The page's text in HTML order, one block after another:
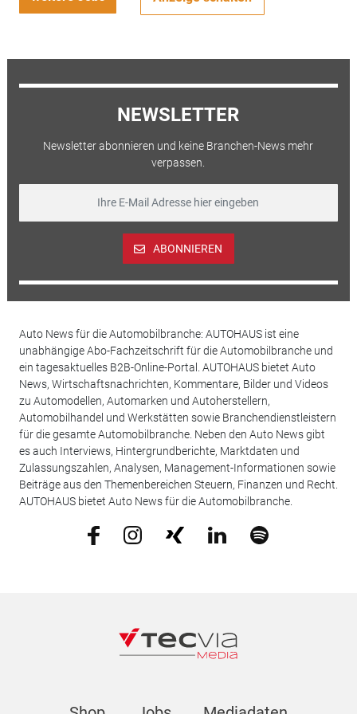
NEWSLETTER
Newsletter abonnieren und keine Branchen-News mehr
verpassen.
ABONNIEREN
Auto News für die Automobilbranche: AUTOHAUS ist eine
unabhängige Abo-Fachzeitschrift für die Automobilbranche und
ein tagesaktuelles B2B-Online-Portal. AUTOHAUS bietet Auto
News, Wirtschaftsnachrichten, Kommentare, Bilder und Videos
zu Automodellen, Automarken und Autoherstellern,
Automobilhandel und Werkstätten sowie Branchendienstleistern
für die gesamte Automobilbranche. Neben den Auto News gibt
es auch Interviews, Hintergrundberichte, Marktdaten und
Zulassungszahlen, Analysen, Management-Informationen sowie
Beiträge aus den Themenbereichen Steuern, Finanzen und Recht.
AUTOHAUS bietet Auto News für die Automobilbranche.